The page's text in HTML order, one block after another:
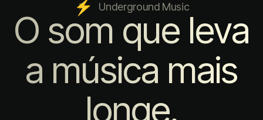
Underground Music
O som que leva
a música mais
longe.